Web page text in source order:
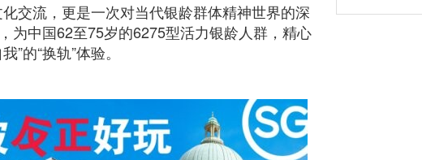
交流，更是一次对当代银龄群体精神世界的深
为中国62至75岁的6275型活力银龄人群，精心
”的“换轨”体验。